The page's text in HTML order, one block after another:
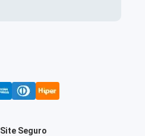
Site Seguro